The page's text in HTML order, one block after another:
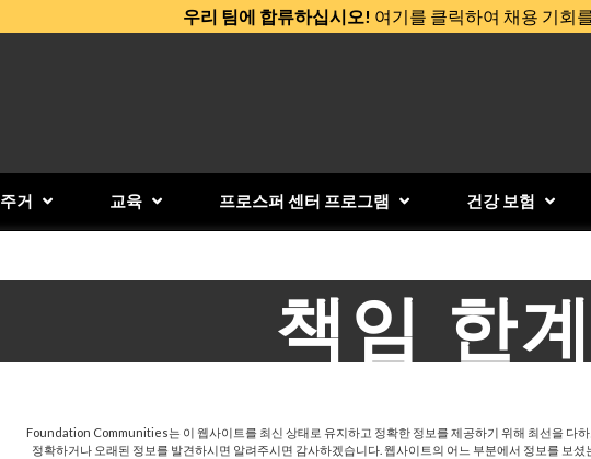
우리 팀에 합류하십시오! 여기를 클릭하여 채용 기회
주거 교육 프로스퍼 센터 프로그램 건강 보험
책임 한계
Foundation Communities는 이 웹사이트를 최신 상태로 유지하고 정확한 정보를 제공하기 위해 최선을 다
정확하거나 오래된 정보를 발견하시면 알려주시면 감사하겠습니다. 웹사이트의 어느 부분에서 정보를 보셨